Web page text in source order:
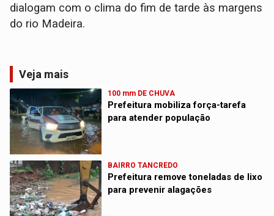
dialogam com o clima do fim de tarde às margens
do rio Madeira.
Veja mais
100 mm DE CHUVA
Prefeitura mobiliza força-tarefa
para atender população
BAIRRO TANCREDO
Prefeitura remove toneladas de lixo
para prevenir alagações